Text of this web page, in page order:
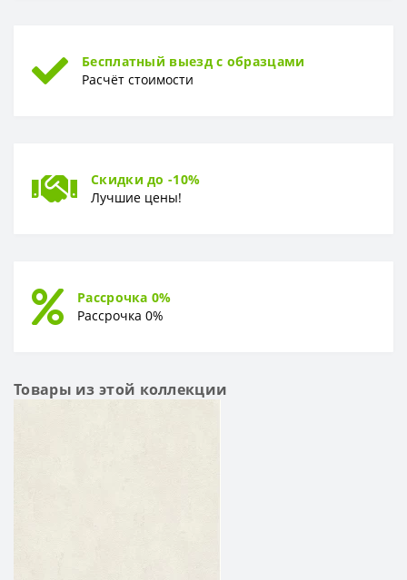
Бесплатный выезд с образцами
Расчёт стоимости
Скидки до -10%
Лучшие цены!
Рассрочка 0%
Рассрочка 0%
Товары из этой коллекции